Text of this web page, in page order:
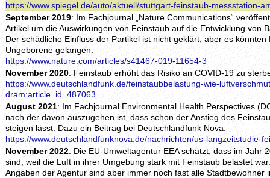
https://www.spiegel.de/auto/aktuell/stuttgart-feinstaub-messstation-
September 2019: Im Fachjournal „Nature Communications“
Artikel um die Auswirkungen von Feinstaub auf die Entwicklung von
Der schädliche Einfluss der Partikel ist nicht geklärt, aber es
Ungeborene gelangen.
https://www.nature.com/articles/s41467-019-11654-3
November 2020: Feinstaub erhöht das Risiko an COVID-19 zu
https://www.deutschlandfunk.de/feinstaubbelastung-wie-
dram:article_id=487063
August 2021: Im Fachjournal Environmental Health Perspectives
nach der davon auszugehen ist, dass schon der Anstieg des
steigen lässt. Dazu ein Beitrag bei Deutschlandfunk Nova:
https://www.deutschlandfunknova.de/nachrichten/us-langzeitstudie-
November 2022: Die EU-Umweltagentur EEA schätzt, dass im Jahr
sind, weil die Luft in ihrer Umgebung stark mit Feinstaub belastet
Angaben der Agentur sind aber immer noch fast alle